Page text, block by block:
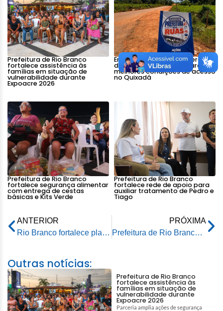
Prefeitura de Rio Branco
fortalece assistência às
famílias em situação de
vulnerabilidade durante
Expoacre 2026
Emurb avança na recuperação
do Ramal Boa Água e garante
melhores condições de acesso
no Quixadá
Prefeitura de Rio Branco
fortalece segurança alimentar
com entrega de cestas
básicas e Kits Verde
Prefeitura de Rio Branco
fortalece rede de apoio para
auxiliar tratamento de Pedro e
Tiago
ANTERIOR
Rio Branco fortalece planejamento para geração de emprego, renda e investimentos
PRÓXIMA
Prefeitura de Rio Branco inicia programa inédito de cirurgias eletivas e amplia acesso a procedimentos de média complexidade
Outras notícias:
Prefeitura de Rio Branco
fortalece assistência às
famílias em situação de
vulnerabilidade durante
Expoacre 2026
Parceria amplia ações de segurança